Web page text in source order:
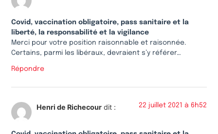
Covid, vaccination obligatoire, pass sanitaire et la
liberté, la responsabilité et la vigilance
Merci pour votre position raisonnable et raisonnée.
Certains, parmi les libéraux, devraient s’y référer…
Répondre
Henri de Richecour dit : 22 juillet 2021 à 6h52